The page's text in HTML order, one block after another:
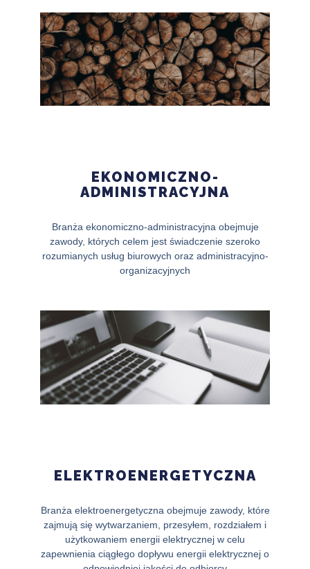
EKONOMICZNO-
ADMINISTRACYJNA
Branża ekonomiczno-administracyjna obejmuje
zawody, których celem jest świadczenie szeroko
rozumianych usług biurowych oraz administracyjno-
organizacyjnych
ELEKTROENERGETYCZNA
Branża elektroenergetyczna obejmuje zawody, które
zajmują się wytwarzaniem, przesyłem, rozdziałem i
użytkowaniem energii elektrycznej w celu
zapewnienia ciągłego dopływu energii elektrycznej o